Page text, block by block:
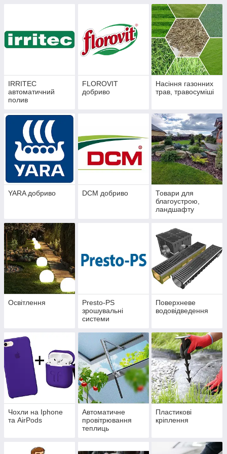
IRRITEC
автоматичний
полив
FLOROVIT
добриво
Насіння газонних
трав, травосуміші
YARA добриво DCM добриво
Товари для
благоустрою,
ландшафту
Освітлення
Presto-PS
зрошувальні
системи
Поверхневе
водовідведення
Чохли на Iphone
та AirPods
Автоматичне
провітрювання
теплиць
Пластикові
кріплення